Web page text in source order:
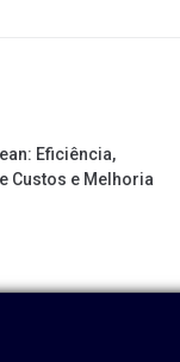
Eficiência,
Custos e Melhoria